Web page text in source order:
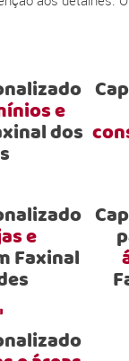
e
dos
e
Faxinal